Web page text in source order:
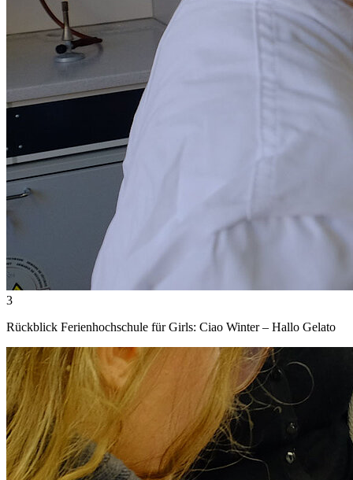
3
Rückblick Ferienhochschule für Girls: Ciao Winter – Hallo Gelato